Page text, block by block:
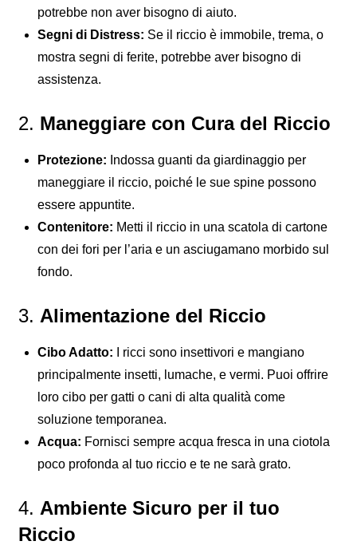
potrebbe non aver bisogno di aiuto.
Segni di Distress: Se il riccio è immobile, trema, o
mostra segni di ferite, potrebbe aver bisogno di
assistenza.
2. Maneggiare con Cura del Riccio
Protezione: Indossa guanti da giardinaggio per
maneggiare il riccio, poiché le sue spine possono
essere appuntite.
Contenitore: Metti il riccio in una scatola di cartone
con dei fori per l’aria e un asciugamano morbido sul
fondo.
3. Alimentazione del Riccio
Cibo Adatto: I ricci sono insettivori e mangiano
principalmente insetti, lumache, e vermi. Puoi offrire
loro cibo per gatti o cani di alta qualità come
soluzione temporanea.
Acqua: Fornisci sempre acqua fresca in una ciotola
poco profonda al tuo riccio e te ne sarà grato.
4. Ambiente Sicuro per il tuo
Riccio